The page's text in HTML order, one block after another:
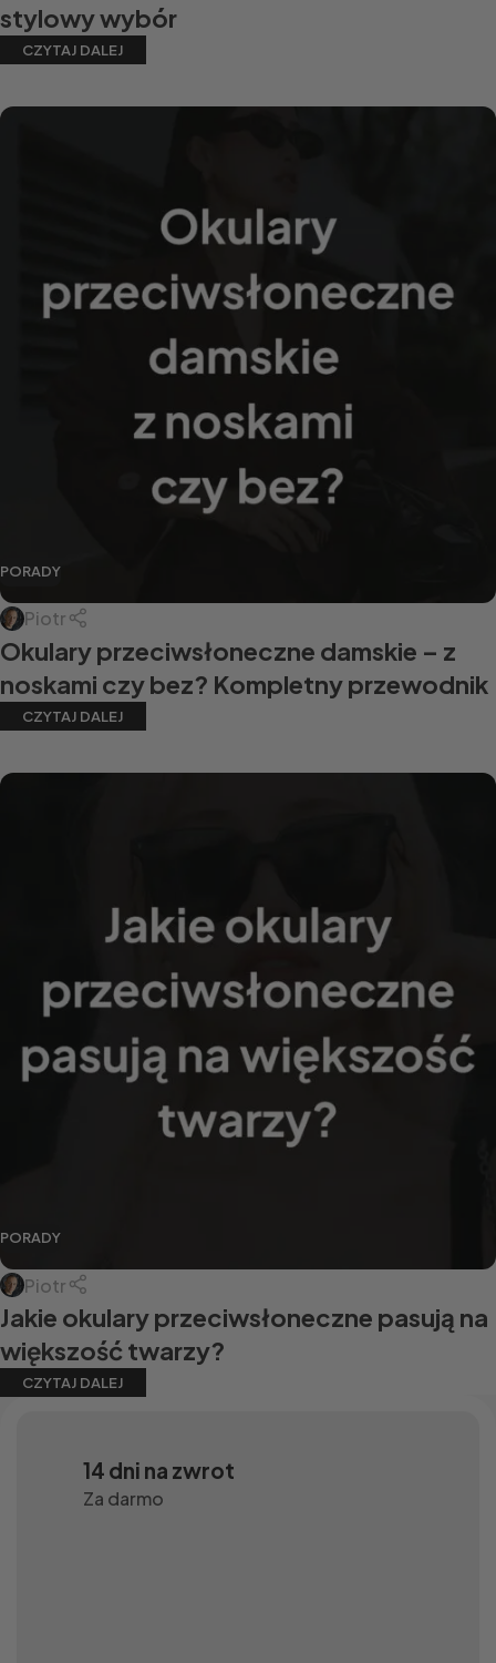
stylowy wybór
CZYTAJ DALEJ
PORADY
Piotr
Okulary przeciwsłoneczne damskie – z
noskami czy bez? Kompletny przewodnik
CZYTAJ DALEJ
PORADY
Piotr
Jakie okulary przeciwsłoneczne pasują na
większość twarzy?
CZYTAJ DALEJ
14 dni na zwrot
Za darmo